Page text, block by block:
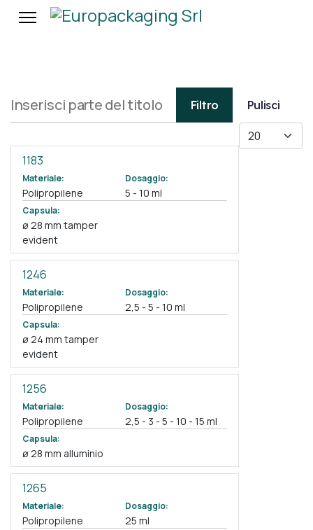
Filtro Pulisci
Visualizza #
1183
Materiale:
Polipropilene
Dosaggio:
5 - 10 ml
Capsula:
ø 28 mm tamper
evident
1246
Materiale:
Polipropilene
Dosaggio:
2,5 - 5 - 10 ml
Capsula:
ø 24 mm tamper
evident
1256
Materiale:
Polipropilene
Dosaggio:
2,5 - 3 - 5 - 10 - 15 ml
Capsula:
ø 28 mm alluminio
1265
Materiale:
Polipropilene
Dosaggio:
25 ml